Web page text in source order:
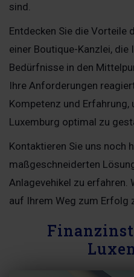
sind.
Entdecken Sie die Vorteile
einer Boutique-Kanzlei, die
Bedürfnisse in den
Ihre Anforderungen
Kompetenz und
Luxemburg optimal zu
Kontaktieren Sie uns noch
maßgeschneiderten
Anlagevehikel zu erfahren.
auf Ihrem Weg zum Erfolg